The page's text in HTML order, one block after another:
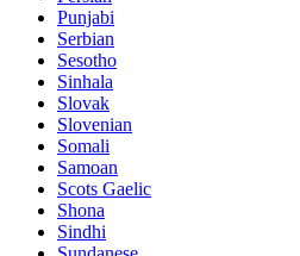
Punjabi
Serbian
Sesotho
Sinhala
Slovak
Slovenian
Somali
Samoan
Scots Gaelic
Shona
Sindhi